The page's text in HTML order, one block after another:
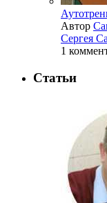
Автор
Сергея
1
Статьи